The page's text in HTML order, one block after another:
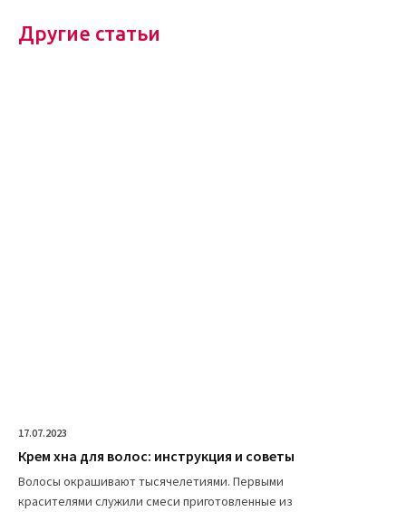
Другие статьи
17.07.2023
Крем хна для волос: инструкция и советы
Волосы окрашивают тысячелетиями. Первыми
красителями служили смеси приготовленные из